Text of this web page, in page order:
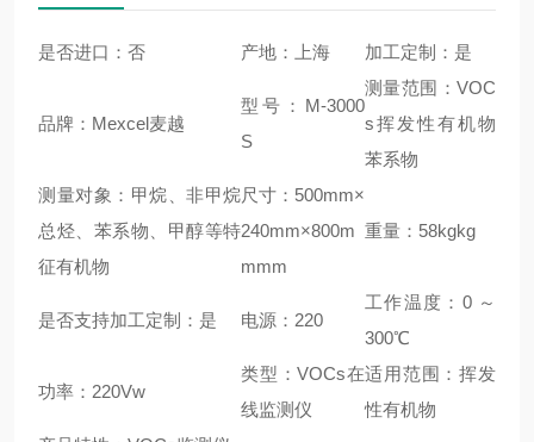
是否进口：否 产地：上海 加工定制：是
品牌：Mexcel麦越
型号：M-3000
S
测量范围：VOC
s挥发性有机物
苯系物
测量对象：甲烷、非甲烷
总烃、苯系物、甲醇等特
征有机物
尺寸：500mm×
240mm×800m
mmm
重量：58kgkg
是否支持加工定制：是 电源：220
工作温度：0 ～
300℃
功率：220Vw
类型：VOCs在
线监测仪
适用范围：挥发
性有机物